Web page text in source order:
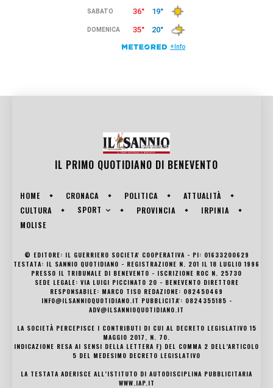
IL PRIMO QUOTIDIANO DI BENEVENTO
HOME CRONACA POLITICA
ATTUALITÀ
CULTURA
SPORT PROVINCIA
IRPINIA
MOLISE
© EDITORE: IL GUERRIERO SOCIETA' COOPERATIVA - PI: 01633200629
TESTATA: IL SANNIO QUOTIDIANO - REGISTRAZIONE N. 201 IL 18 LUGLIO 1996
PRESSO IL TRIBUNALE DI BENEVENTO - ISCRIZIONE ROC N. 25730
SEDE LEGALE: VIA LUIGI PICCINATO 20 - BENEVENTO DIRETTORE
RESPONSABILE: MARCO TISO REDAZIONE: 082450469
INFO@ILSANNIOQUOTIDIANO.IT PUBBLICITA': 0824355185 -
ADV@ILSANNIOQUOTIDIANO.IT
LA SOCIETÀ PERCEPISCE I CONTRIBUTI DI CUI AL DECRETO LEGISLATIVO 15
MAGGIO 2017, N. 70.
INDICAZIONE RESA AI SENSI DELLA LETTERA F) DEL COMMA 2 DELL’ARTICOLO
5 DEL MEDESIMO DECRETO LEGISLATIVO
LA TESTATA ADERISCE ALL’ISTITUTO DI AUTODISCIPLINA PUBBLICITARIA
WWW.IAP.IT